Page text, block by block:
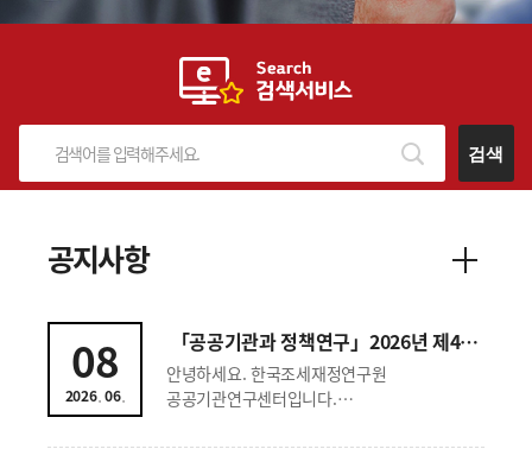
검색
공지사항
「공공기관과 정책연구」2026년 제4권 제2호 논문모집 공고
안녕하세요. 한국조세재정연구원
공공기관연구센터입니다.
2026.06.
08